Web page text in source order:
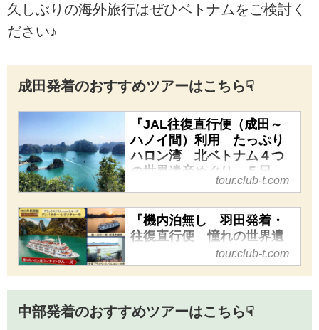
国、九州、ヨーロッパ、アジア、
ッフ、ガイド、添乗員、旅館、ホ
テル、そして観光施設の方による
ブログをご覧いただけます。旅行
先から？仕事場から？スタッフ一
押しのツアー情報から観光地の情
報を発信いたします！
久しぶりの海外旅行はぜひベトナムをご検討く
ださい♪
成田発着のおすすめツアーはこちら☟
『JAL往復直行便（成田～
ハノイ間）利用 たっぷり
ハロン湾 北ベトナム４つ
の世界遺産めぐり ５日
間』｜クラブツーリズム
『JAL往復直行便（成田～ハノ
イ間）利用 たっぷりハロン
湾 北ベトナム４つの世界遺産
めぐり ５日間』の紹介をして
います。ツアー・旅行のお申込
ならクラブツーリズム。
tour.club-t.com
『機内泊無し 羽田発着・
往復直行便 憧れの世界遺
産ハロン湾ワンナイトクル
ーズとベトナムの首都ハノ
『機内泊無し 羽田発着・往復
tour.club-t.com
中部発着のおすすめツアーはこちら☟